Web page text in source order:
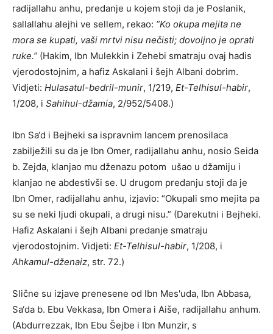
radijallahu anhu, predanje u kojem stoji da je Poslanik,
sallallahu alejhi ve sellem, rekao: “Ko okupa mejita ne
mora se kupati, vaši mrtvi nisu nečisti; dovoljno je oprati
ruke.” (Hakim, Ibn Mulekkin i Zehebi smatraju ovaj hadis
vjerodostojnim, a hafiz Askalani i šejh Albani dobrim.
Vidjeti: Hulasatul-bedril-munir, 1/219, Et-Telhisul-habir,
1/208, i Sahihul-džamia, 2/952/5408.)
Ibn Sa‘d i Bejheki sa ispravnim lancem prenosilaca
zabilježili su da je Ibn Omer, radijallahu anhu, nosio Seida
b. Zejda, klanjao mu dženazu potom ušao u džamiju i
klanjao ne abdestivši se. U drugom predanju stoji da je
Ibn Omer, radijallahu anhu, izjavio: “Okupali smo mejita pa
su se neki ljudi okupali, a drugi nisu.” (Darekutni i Bejheki.
Hafiz Askalani i šejh Albani predanje smatraju
vjerodostojnim. Vidjeti: Et-Telhisul-habir, 1/208, i
Ahkamul-dženaiz, str. 72.)
Slične su izjave prenesene od Ibn Mes'uda, Ibn Abbasa,
Sa‘da b. Ebu Vekkasa, Ibn Omera i Aiše, radijallahu anhum.
(Abdurrezzak, Ibn Ebu Šejbe i Ibn Munzir, s